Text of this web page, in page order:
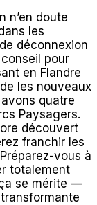
n’en doute
les
déconnexion
pour
en Flandre
les nouveaux
quatre
Paysagers.
découvert
franchir les
vous à
totalement
se mérite —